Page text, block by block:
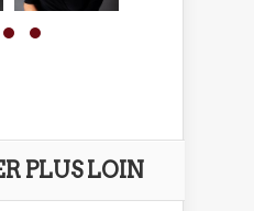
PLUS LOIN